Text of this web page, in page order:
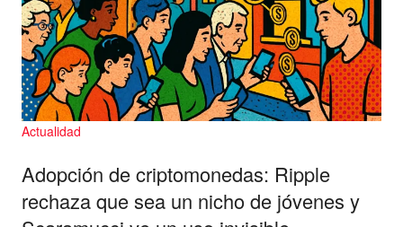
Actualidad
Adopción de criptomonedas: Ripple
rechaza que sea un nicho de jóvenes y